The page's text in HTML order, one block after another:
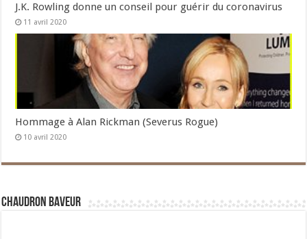
J.K. Rowling donne un conseil pour guérir du coronavirus
11 avril 2020
Hommage à Alan Rickman (Severus Rogue)
10 avril 2020
Chaudron Baveur